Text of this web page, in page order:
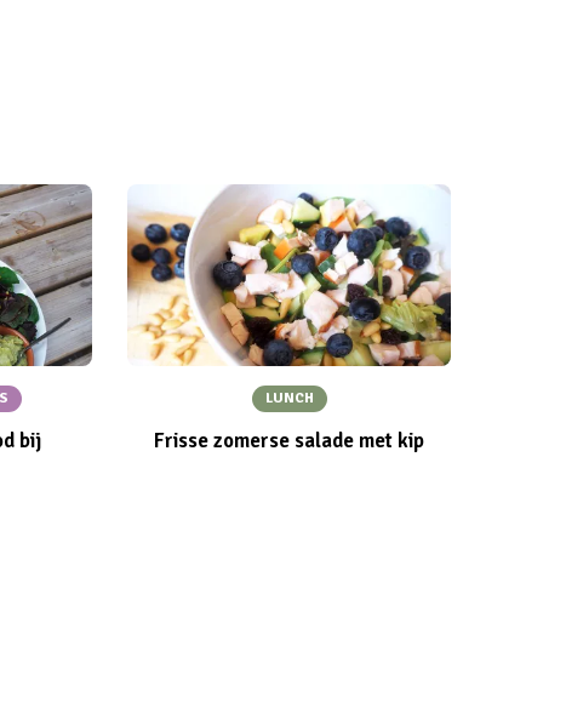
bij
LUNCH
Frisse zomerse salade met kip